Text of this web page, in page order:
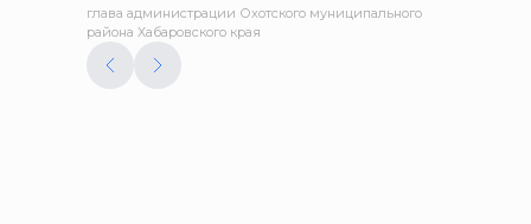
глава администрации Охотского муниципального
района Хабаровского края